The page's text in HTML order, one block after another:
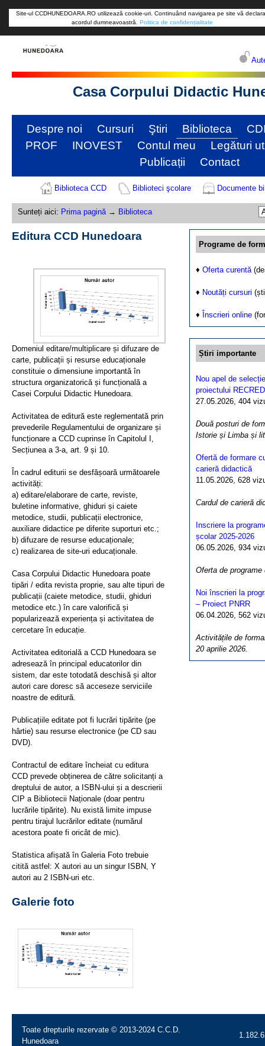
Site-ul CCDHUNEDOARA.RO utilizează cookie-uri. Continuând navigarea pe site vă
acordul dumneavoastră. Politica de confidențialitate
Casa Corpului Didactic
Despre noi Cursuri Ştiri Biblioteca
PROF
INOVEST Contul meu
Legături
Publicații
Contact
Biblioteca CCD Biblioteci şcolare Documente
Sunteți aici: Prima pagină→ Biblioteca
Programe de
♦ Oferta curentă
♦ Noutăți cursuri
♦ Înscrieri online
Știri importante
Nou apel de
proiectului RECRED
27.05.2026, 404
Două posturi de
Istorie și Limba și
Ofertă de formare
carieră didactică
11.05.2026, 628
Cardul de carieră
Inscriere la
școlar 2025-2026
06.05.2026, 934
Oferta de programe
Noi înscrieri la
– Proiect PNRR
06.04.2026, 562
Activitățile de
20 aprilie 2026.
Editura CCD Hunedoara
Domeniul editare/multiplicare și difuzare de
carte, publicații și resurse educaționale
constituie o dimensiune importantă în
structura organizatorică și funcțională a
Casei Corpului Didactic Hunedoara.
Activitatea de editură este reglementată prin
prevederile Regulamentului de organizare și
funcționare a CCD cuprinse în Capitolul I,
Secțiunea a 3-a, art. 9 și 10.
În cadrul editurii se desfășoară următoarele
activități:
a) editare/elaborare de carte, reviste,
buletine informative, ghiduri și caiete
metodice, studii, publicații electronice,
auxiliare didactice pe diferite suporturi etc.;
b) difuzare de resurse educaționale;
c) realizarea de site-uri educaționale.
Casa Corpului Didactic Hunedoara poate
tipări / edita revista proprie, sau alte tipuri de
publicații (caiete metodice, studii, ghiduri
metodice etc.) în care valorifică și
popularizează experiența și activitatea de
cercetare în educație.
Activitatea editorială a CCD Hunedoara se
adresează în principal educatorilor din
sistem, dar este totodată deschisă și altor
autori care doresc să acceseze serviciile
noastre de editură.
Publicațiile editate pot fi lucrări tipărite (pe
hârtie) sau resurse electronice (pe CD sau
DVD).
Contractul de editare încheiat cu editura
CCD prevede obținerea de către solicitanți a
dreptului de autor, a ISBN-ului și a descrierii
CIP a Bibliotecii Naționale (doar pentru
lucrările tipărite). Nu există limite impuse
pentru tirajul lucrărilor editate (numărul
acestora poate fi oricât de mic).
Statistica afișată în Galeria Foto trebuie
citită astfel: X autori au un singur ISBN, Y
autori au 2 ISBN-uri etc.
Galerie foto
Toate drepturile rezervate © 2013-2024 C.C.D.
Hunedoara